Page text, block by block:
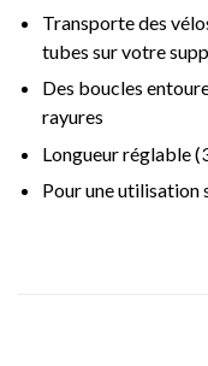
Transporte des
tubes sur votre
Des boucles
rayures
Longueur réglable
Pour une utilisation